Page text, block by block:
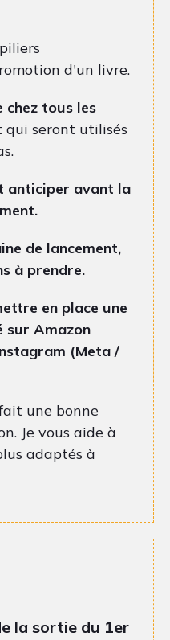
d'un livre.
chez tous les
qui seront utilisés
anticiper avant la
de lancement,
à prendre.
en place une
sur Amazon
(Meta /
une bonne
Je vous aide à
adaptés à
la sortie du 1er